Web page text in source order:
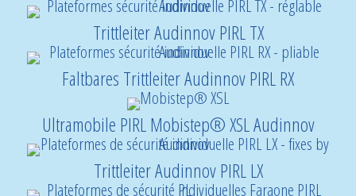
Trittleiter Audinnov PIRL TX
Faltbares Trittleiter Audinnov PIRL RX
Ultramobile PIRL Mobistep® XSL Audinnov
Trittleiter Audinnov PIRL LX